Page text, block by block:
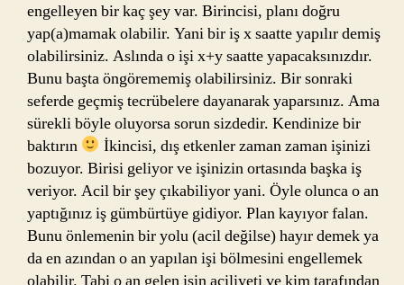
engelleyen bir kaç şey var. Birincisi, planı doğru
yap(a)mamak olabilir. Yani bir iş x saatte yapılır demiş
olabilirsiniz. Aslında o işi x+y saatte yapacaksınızdır.
Bunu başta öngörememiş olabilirsiniz. Bir sonraki
seferde geçmiş tecrübelere dayanarak yaparsınız. Ama
sürekli böyle oluyorsa sorun sizdedir. Kendinize bir
baktırın
İkincisi, dış etkenler zaman zaman işinizi
bozuyor. Birisi geliyor ve işinizin ortasında başka iş
veriyor. Acil bir şey çıkabiliyor yani. Öyle olunca o an
yaptığınız iş gümbürtüye gidiyor. Plan kayıyor falan.
Bunu önlemenin bir yolu (acil değilse) hayır demek ya
da en azından o an yapılan işi bölmesini engellemek
olabilir. Tabi o an gelen işin aciliyeti ve kim tarafından